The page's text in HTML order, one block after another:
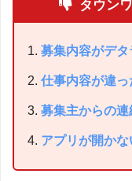
タウン
募集内容がデタ
仕事内容が違っ
募集主からの
アプリが開かな